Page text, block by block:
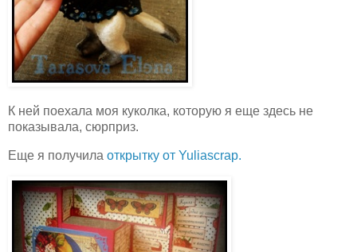
К ней поехала моя куколка, которую я еще здесь не
показывала, сюрприз.
Еще я получила открытку от Yuliascrap.